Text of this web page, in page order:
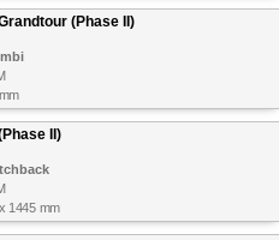
(Phase II)
II)
1445 mm